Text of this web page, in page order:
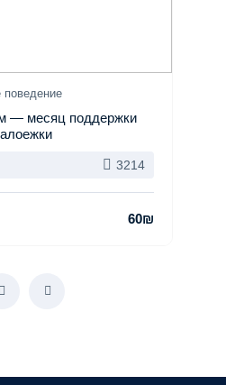
поведение
— месяц поддержки
3214
60₪